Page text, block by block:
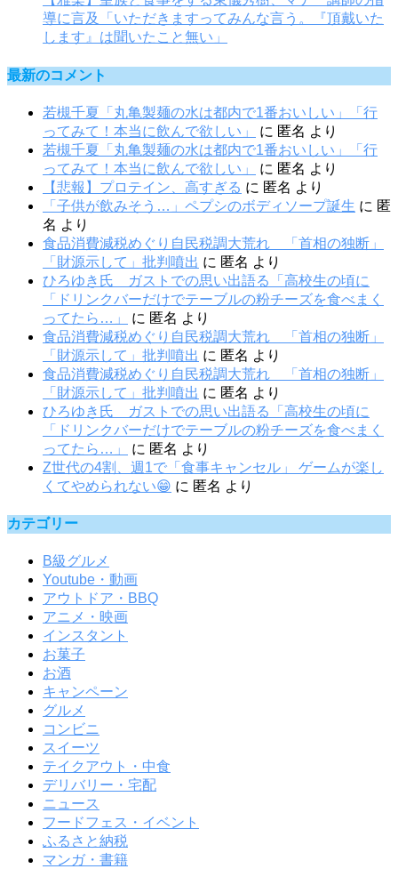
導に言及「いただきますってみんな言う。『頂戴いた
します』は聞いたこと無い」
最新のコメント
若槻千夏「丸亀製麺の水は都内で1番おいしい」「行
ってみて！本当に飲んで欲しい」
に 匿名 より
若槻千夏「丸亀製麺の水は都内で1番おいしい」「行
ってみて！本当に飲んで欲しい」
に 匿名 より
【悲報】プロテイン、高すぎる に 匿名 より
「子供が飲みそう…」ペプシのボディソープ誕生 に 匿
名 より
食品消費減税めぐり自民税調大荒れ 「首相の独断」
「財源示して」批判噴出 に 匿名 より
ひろゆき氏 ガストでの思い出語る「高校生の頃に
「ドリンクバーだけでテーブルの粉チーズを食べまく
ってたら…」
に 匿名 より
食品消費減税めぐり自民税調大荒れ 「首相の独断」
「財源示して」批判噴出 に 匿名 より
食品消費減税めぐり自民税調大荒れ 「首相の独断」
「財源示して」批判噴出 に 匿名 より
ひろゆき氏 ガストでの思い出語る「高校生の頃に
「ドリンクバーだけでテーブルの粉チーズを食べまく
ってたら…」
に 匿名 より
Z世代の4割、週1で「食事キャンセル」 ゲームが楽し
くてやめられない😁 に 匿名 より
カテゴリー
B級グルメ
Youtube・動画
アウトドア・BBQ
アニメ・映画
インスタント
お菓子
お酒
キャンペーン
グルメ
コンビニ
スイーツ
テイクアウト・中食
デリバリー・宅配
ニュース
フードフェス・イベント
ふるさと納税
マンガ・書籍